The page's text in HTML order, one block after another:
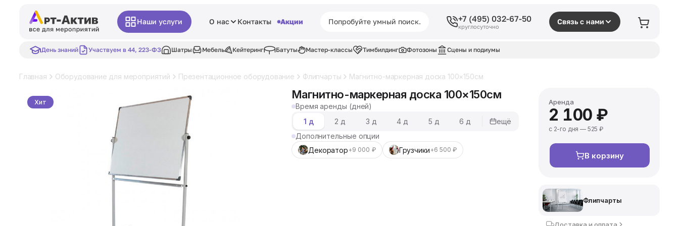
Наши услуги О нас Контакты Акции +7 (495) 032-67-50
круглосуточно
Связь с нами
День знаний Участвуем в 44, 223-ФЗ Шатры Мебель Кейтеринг Батуты Мастер-классы Тимбилдинг Фотозоны Сцены и подиумы
Главная Оборудование для мероприятий Презентационное оборудование Флипчарты Магнитно-маркерная доска 100×150см
Хит
Магнитно-маркерная доска 100×150см
Время аренды (дней)
1 д
2 д 3 д 4 д 5 д 6 д
ещё
Дополнительные опции
Декоратор+9 000 ₽ Грузчики+6 500 ₽
Аренда
2 100 ₽
с 2-го дня — 525 ₽
В корзину
Флипчарты